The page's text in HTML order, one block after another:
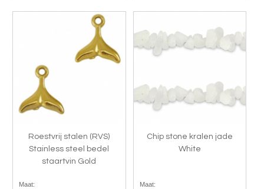
Roestvrij stalen (RVS)
Stainless steel bedel
staartvin Gold
Maat:
Chip stone kralen jade
White
Maat: